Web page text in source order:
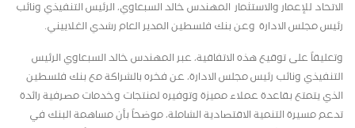
الاتحاد للإعمار والاستثمار المهندس خالد السبعاوي، الرئيس التنفيذي ونائب
رئيس مجلس الادارة وعن بنك فلسطين المدير العام رشدي الغلاييني
وتعليقاً على توقيع هذه الاتفاقية، عبر المهندس خالد السبعاوي الرئيس
التنفيذي ونائب رئيس مجلس الادارة، عن فخره بالشراكة مع بنك فلسطين
الذي يتمتع بقاعدة عملاء مميزة وتوفيره لمنتجات وخدمات مصرفية رائدة
تدعم مسيرة التنمية الاقتصادية الشاملة، موضحاً بأن مساهمة البنك في